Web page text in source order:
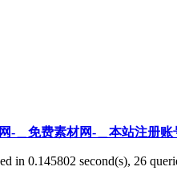
-＿免费素材网-＿本站注册账
in 0.145802 second(s), 26